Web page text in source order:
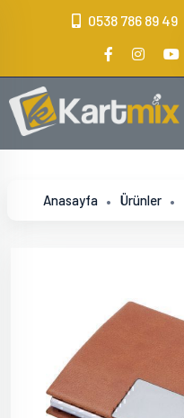
0538 786 89 49
Anasayfa Ürünler